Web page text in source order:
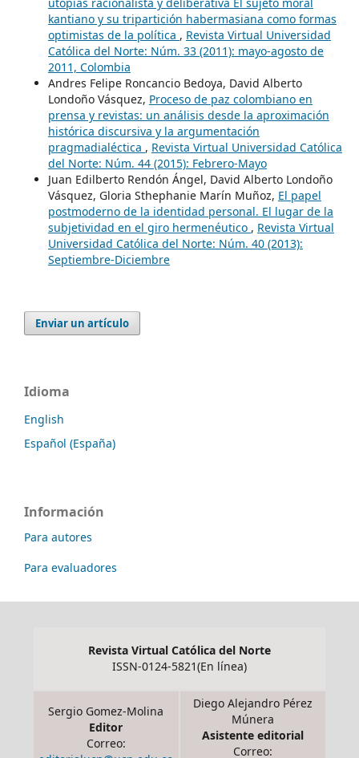
kantiano y su tripartición habermasiana como formas
optimistas de la política , Revista Virtual Universidad
Católica del Norte: Núm. 33 (2011): mayo-agosto de
2011, Colombia
Andres Felipe Roncancio Bedoya, David Alberto
Londoño Vásquez, Proceso de paz colombiano en
prensa y revistas: un análisis desde la aproximación
histórica discursiva y la argumentación
pragmadialéctica , Revista Virtual Universidad Católica
del Norte: Núm. 44 (2015): Febrero-Mayo
Juan Edilberto Rendón Ángel, David Alberto Londoño
Vásquez, Gloria Sthephanie Marín Muñoz, El papel
postmoderno de la identidad personal. El lugar de la
subjetividad en el giro hermenéutico , Revista Virtual
Universidad Católica del Norte: Núm. 40 (2013):
Septiembre-Diciembre
Enviar un artículo
Idioma
English
Español (España)
Información
Para autores
Para evaluadores
Revista Virtual Católica del Norte
ISSN-0124-5821(En línea)
Sergio Gomez-Molina
Editor
Correo:
Diego Alejandro Pérez
Múnera
Asistente editorial
Correo: